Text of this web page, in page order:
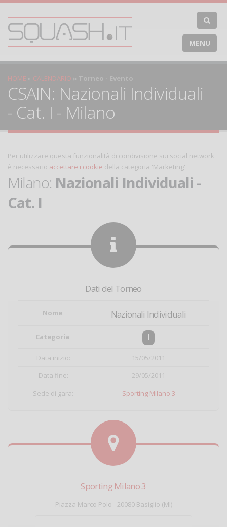
MENU
HOME CALENDARIO Torneo - Evento
CSAIN: Nazionali Individuali
- Cat. I - Milano
Per utilizzare questa funzionalità di condivisione sui social network
è necessario accettare i cookie della categoria 'Marketing'
Milano: Nazionali Individuali -
Cat. I
Dati del Torneo
Nome: Nazionali Individuali
Categoria: I
Data inizio:
15/05/2011
Data fine:
29/05/2011
Sede di gara:
Sporting Milano 3
Sporting Milano 3
Piazza Marco Polo - 20080 Basiglio (MI)